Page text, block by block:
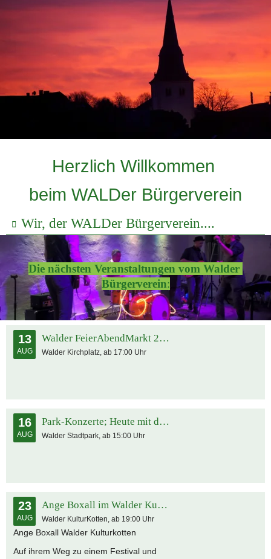
Herzlich Willkommen
beim WALDer Bürgerverein
Wir, der WALDer Bürgerverein....
Die nächsten Veranstaltungen vom Walder
Bürgerverein:
13
AUG
Walder FeierAbendMarkt 2026
Walder Kirchplatz, ab 17:00 Uhr
16
AUG
Park-Konzerte; Heute mit dem Shanty Chor
Walder Stadtpark, ab 15:00 Uhr
23
AUG
Ange Boxall im Walder Kulturkotten
Walder KulturKotten, ab 19:00 Uhr
Ange Boxall Walder Kulturkotten
Auf ihrem Weg zu einem Festival und